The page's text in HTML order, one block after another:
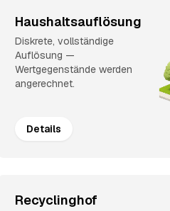
Haushaltsauflösung
Diskrete, vollständige
Auflösung —
Wertgegenstände werden
angerechnet.
Details
Recyclinghof